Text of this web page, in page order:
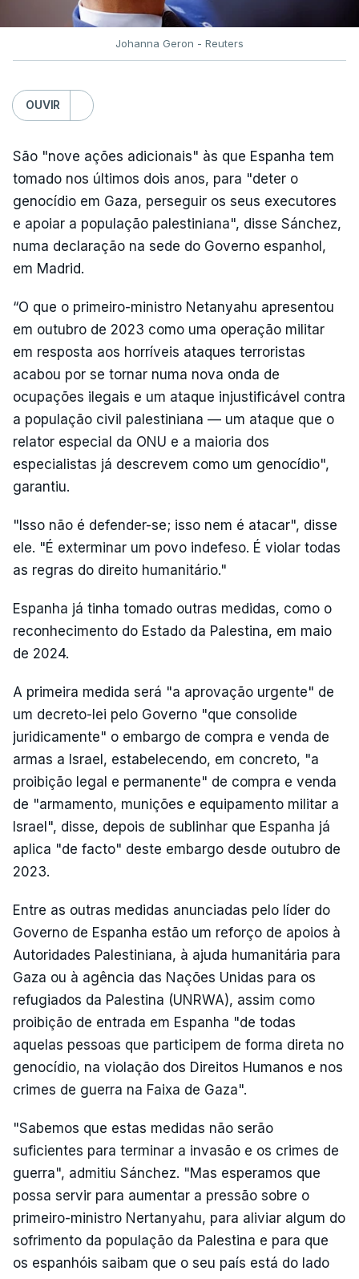
Johanna Geron - Reuters
OUVIR
São "nove ações adicionais" às que Espanha tem
tomado nos últimos dois anos, para "deter o
genocídio em Gaza, perseguir os seus executores
e apoiar a população palestiniana", disse Sánchez,
numa declaração na sede do Governo espanhol,
em Madrid.
“O que o primeiro-ministro Netanyahu apresentou
em outubro de 2023 como uma operação militar
em resposta aos horríveis ataques terroristas
acabou por se tornar numa nova onda de
ocupações ilegais e um ataque injustificável contra
a população civil palestiniana — um ataque que o
relator especial da ONU e a maioria dos
especialistas já descrevem como um genocídio",
garantiu.
"Isso não é defender-se; isso nem é atacar", disse
ele. "É exterminar um povo indefeso. É violar todas
as regras do direito humanitário."
Espanha já tinha tomado outras medidas, como o
reconhecimento do Estado da Palestina, em maio
de 2024.
A primeira medida será "a aprovação urgente" de
um decreto-lei pelo Governo "que consolide
juridicamente" o embargo de compra e venda de
armas a Israel, estabelecendo, em concreto, "a
proibição legal e permanente" de compra e venda
de "armamento, munições e equipamento militar a
Israel", disse, depois de sublinhar que Espanha já
aplica "de facto" deste embargo desde outubro de
2023.
Entre as outras medidas anunciadas pelo líder do
Governo de Espanha estão um reforço de apoios à
Autoridades Palestiniana, à ajuda humanitária para
Gaza ou à agência das Nações Unidas para os
refugiados da Palestina (UNRWA), assim como
proibição de entrada em Espanha "de todas
aquelas pessoas que participem de forma direta no
genocídio, na violação dos Direitos Humanos e nos
crimes de guerra na Faixa de Gaza".
"Sabemos que estas medidas não serão
suficientes para terminar a invasão e os crimes de
guerra", admitiu Sánchez. "Mas esperamos que
possa servir para aumentar a pressão sobre o
primeiro-ministro Nertanyahu, para aliviar algum do
sofrimento da população da Palestina e para que
os espanhóis saibam que o seu país está do lado